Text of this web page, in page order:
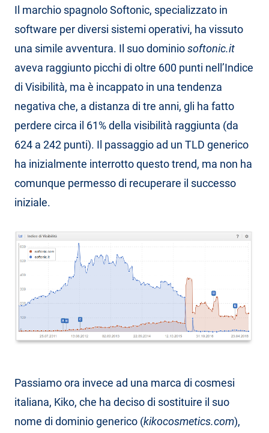
Il marchio spagnolo Softonic, specializzato in
software per diversi sistemi operativi, ha vissuto
una simile avventura. Il suo dominiosoftonic.it
aveva raggiunto picchi di oltre 600 punti nell’Indice
di Visibilità, ma è incappato in una tendenza
negativa che, a distanza di tre anni, gli ha fatto
perdere circa il 61% della visibilità raggiunta (da
624 a 242 punti). Il passaggio ad un TLD generico
ha inizialmente interrotto questo trend, ma non ha
comunque permesso di recuperare il successo
iniziale.
Passiamo ora invece ad una marca di cosmesi
italiana, Kiko, che ha deciso di sostituire il suo
nome di dominio generico (kikocosmetics.com),